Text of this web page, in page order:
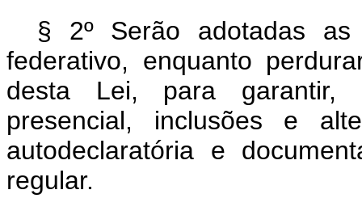
§ 2º Serão adotadas
federativo, enquanto
desta Lei, para garantir,
presencial, inclusões e
autodeclaratória e
regular.